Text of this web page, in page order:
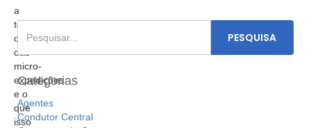
Categorias
Agentes
Condutor Central